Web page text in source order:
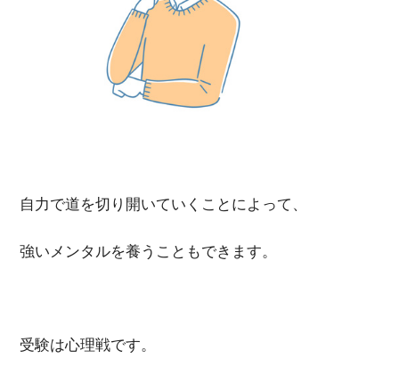
自力で道を切り開いていくことによって、
強いメンタルを養うこともできます。
受験は心理戦です。